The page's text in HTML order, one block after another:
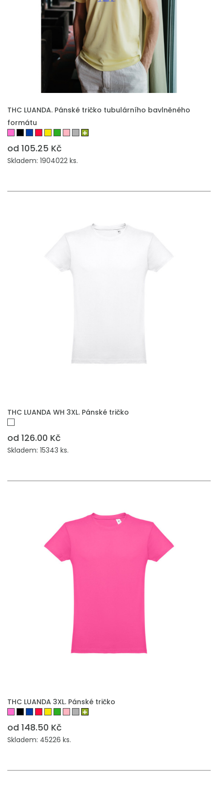
THC LUANDA. Pánské tričko tubulárního bavlněného
formátu
od 105.25 Kč
Skladem: 1904022 ks.
THC LUANDA WH 3XL. Pánské tričko
od 126.00 Kč
Skladem: 15343 ks.
THC LUANDA 3XL. Pánské tričko
od 148.50 Kč
Skladem: 45226 ks.